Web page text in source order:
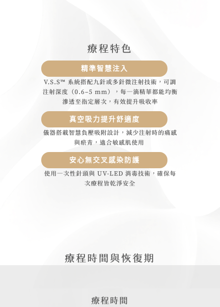
療程特色
精準智慧注入
V.S.S™ 系統搭配九針或多針微注射技術，可調
注射深度（0.6–5 mm），每一滴精華都能均衡
滲透至指定層次，有效提升吸收率
真空吸力提升舒適度
儀器搭載智慧負壓吸附設計，減少注射時的痛感
與瘀青，適合敏感肌使用
安心無交叉感染防護
使用一次性針頭與 UV-LED 消毒技術，確保每
次療程皆乾淨安全
療程時間與恢復期
療程時間